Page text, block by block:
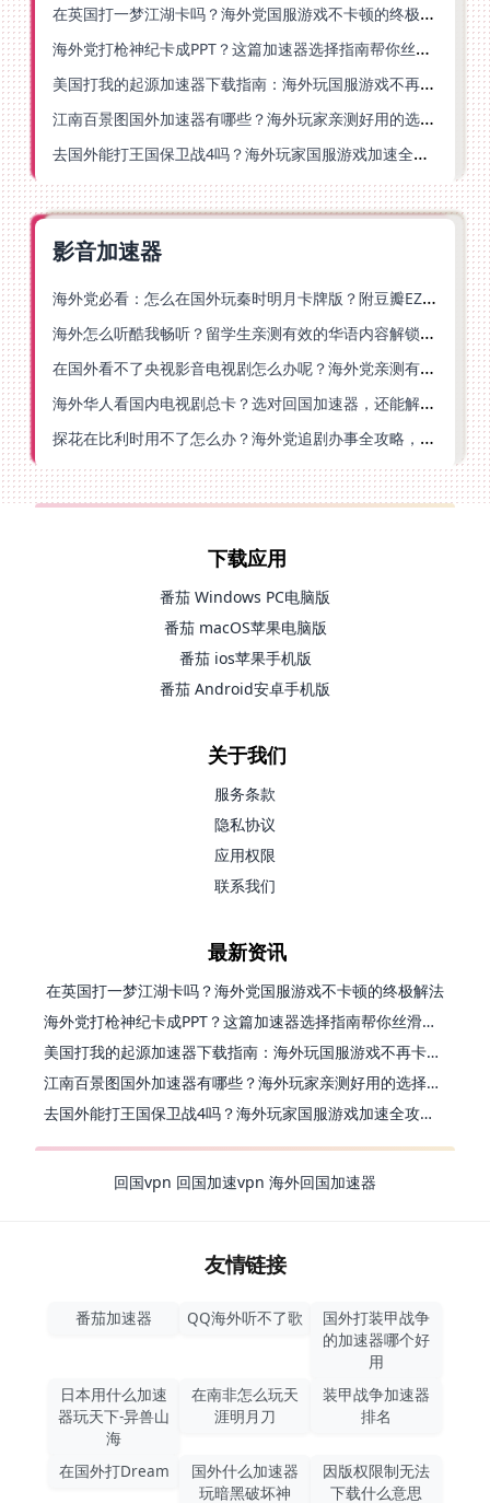
在英国打一梦江湖卡吗？海外党国服游戏不卡顿的终极解法
海外党打枪神纪卡成PPT？这篇加速器选择指南帮你丝滑上分
美国打我的起源加速器下载指南：海外玩国服游戏不再卡的终极方案
江南百景图国外加速器有哪些？海外玩家亲测好用的选择与避坑指南
去国外能打王国保卫战4吗？海外玩家国服游戏加速全攻略（附公主连结幻想江湖实测）
影音加速器
海外党必看：怎么在国外玩秦时明月卡牌版？附豆瓣EZCast地区限制破解法
海外怎么听酷我畅听？留学生亲测有效的华语内容解锁指南
在国外看不了央视影音电视剧怎么办呢？海外党亲测有效的回国加速方案
海外华人看国内电视剧总卡？选对回国加速器，还能解决菲律宾打不开反诈中心的问题
探花在比利时用不了怎么办？海外党追剧办事全攻略，选对加速器就够了
下载应用
番茄 Windows PC电脑版
番茄 macOS苹果电脑版
番茄 ios苹果手机版
番茄 Android安卓手机版
关于我们
服务条款
隐私协议
应用权限
联系我们
最新资讯
在英国打一梦江湖卡吗？海外党国服游戏不卡顿的终极解法
海外党打枪神纪卡成PPT？这篇加速器选择指南帮你丝滑上分
美国打我的起源加速器下载指南：海外玩国服游戏不再卡的终极方案
江南百景图国外加速器有哪些？海外玩家亲测好用的选择与避坑指南
去国外能打王国保卫战4吗？海外玩家国服游戏加速全攻略（附公主连结幻想江湖实测）
回国vpn 回国加速vpn 海外回国加速器
友情链接
番茄加速器 QQ海外听不了歌
国外打装甲战争
的加速器哪个好
用
日本用什么加速
器玩天下-异兽山
海
在南非怎么玩天
涯明月刀
装甲战争加速器
排名
在国外打Dream
国外什么加速器
玩暗黑破坏神
因版权限制无法
下载什么意思